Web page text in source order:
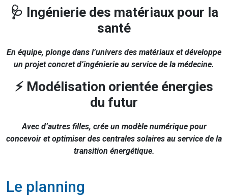
🩺 Ingénierie des matériaux pour la
santé
En équipe, plonge dans l’univers des matériaux et développe
un projet concret d’ingénierie au service de la médecine.
⚡ Modélisation orientée énergies
du futur
Avec d’autres filles, crée un modèle numérique pour
concevoir et optimiser des centrales solaires au service de la
transition énergétique.
Le planning